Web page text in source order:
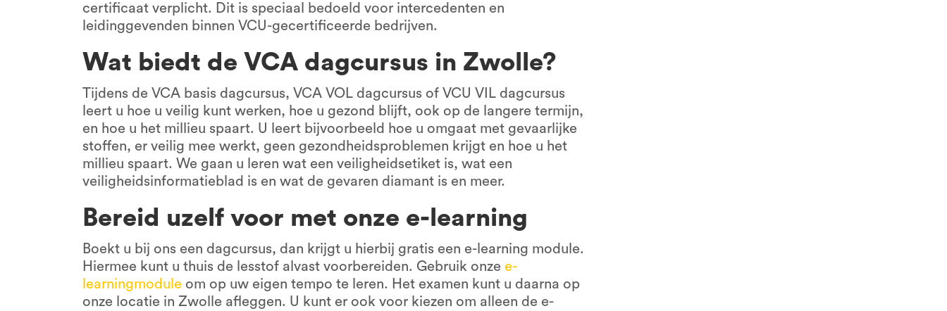
certificaat verplicht. Dit is speciaal bedoeld voor intercedenten en
leidinggevenden binnen VCU-gecertificeerde bedrijven.
Wat biedt de VCA dagcursus in Zwolle?
Tijdens de VCA basis dagcursus, VCA VOL dagcursus of VCU VIL dagcursus
leert u hoe u veilig kunt werken, hoe u gezond blijft, ook op de langere termijn,
en hoe u het millieu spaart. U leert bijvoorbeeld hoe u omgaat met gevaarlijke
stoffen, er veilig mee werkt, geen gezondheidsproblemen krijgt en hoe u het
millieu spaart. We gaan u leren wat een veiligheidsetiket is, wat een
veiligheidsinformatieblad is en wat de gevaren diamant is en meer.
Bereid uzelf voor met onze e-learning
Boekt u bij ons een dagcursus, dan krijgt u hierbij gratis een e-learning module.
Hiermee kunt u thuis de lesstof alvast voorbereiden. Gebruik onze e-
learningmodule om op uw eigen tempo te leren. Het examen kunt u daarna op
onze locatie in Zwolle afleggen. U kunt er ook voor kiezen om alleen de e-